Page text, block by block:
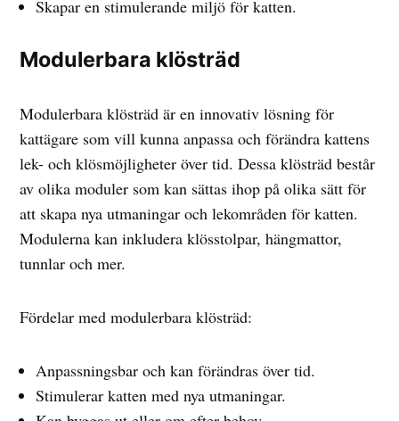
Skapar en stimulerande miljö för katten.
Modulerbara klösträd
Modulerbara klösträd är en innovativ lösning för
kattägare som vill kunna anpassa och förändra kattens
lek- och klösmöjligheter över tid. Dessa klösträd består
av olika moduler som kan sättas ihop på olika sätt för
att skapa nya utmaningar och lekområden för katten.
Modulerna kan inkludera klösstolpar, hängmattor,
tunnlar och mer.
Fördelar med modulerbara klösträd:
Anpassningsbar och kan förändras över tid.
Stimulerar katten med nya utmaningar.